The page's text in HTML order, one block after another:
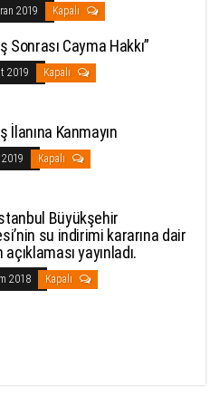
2019 Kapalı
Sonrası Cayma Hakkı”
2019 Kapalı
İlanına Kanmayın
Kapalı
Büyükşehir
su indirimi kararına dair
açıklaması yayınladı.
2018 Kapalı